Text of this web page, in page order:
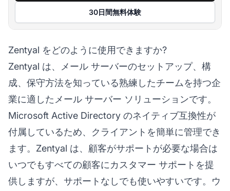
30日間無料体験
Zentyal をどのように使用できますか?
Zentyal は、メール サーバーのセットアップ、構
成、保守方法を知っている熟練したチームを持つ企
業に適したメール サーバー ソリューションです。
Microsoft Active Directory のネイティブ互換性が
付属しているため、クライアントを簡単に管理でき
ます。Zentyal は、顧客がサポートが必要な場合は
いつでもすべての顧客にカスタマー サポートを提
供しますが、サポートなしでも使いやすいです。ウ